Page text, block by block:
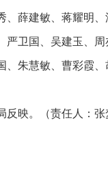
、薛建敏、蒋耀明
严卫国、吴建玉、
、朱慧敏、曹彩霞
映。（责任人：张